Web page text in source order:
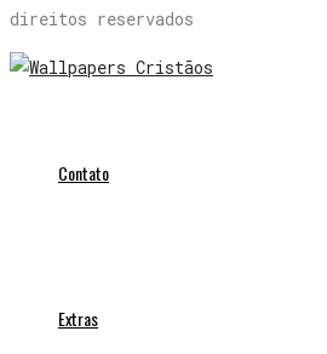
direitos reservados
Contato
Extras